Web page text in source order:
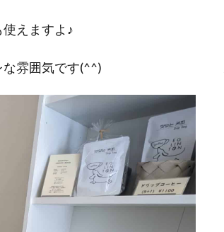
えますよ♪
雰囲気です(^^)